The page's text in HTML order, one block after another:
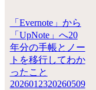
「Evernote」から
「UpNote」へ20
年分の手帳とノー
トを移行してわか
ったこと
2026012320260509